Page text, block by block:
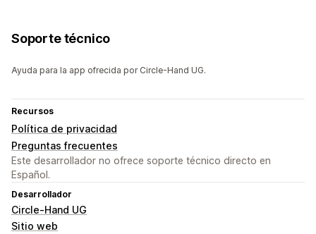
Soporte técnico
Ayuda para la app ofrecida por Circle-Hand UG.
Recursos
Política de privacidad
Preguntas frecuentes
Este desarrollador no ofrece soporte técnico directo en
Español.
Desarrollador
Circle-Hand UG
Sitio web